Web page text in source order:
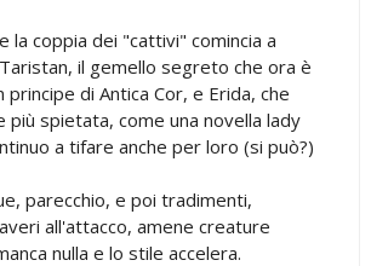
la coppia dei "cattivi" comincia a
il gemello segreto che ora è
di Antica Cor, e Erida, che
più spietata, come una novella lady
a tifare anche per loro (si può?)
parecchio, e poi tradimenti,
all'attacco, amene creature
nulla e lo stile accelera.